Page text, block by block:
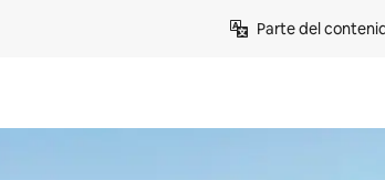
Parte del